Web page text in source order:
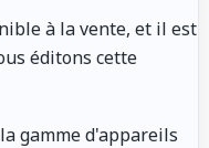
à la vente, et il est
éditons cette
gamme d'appareils